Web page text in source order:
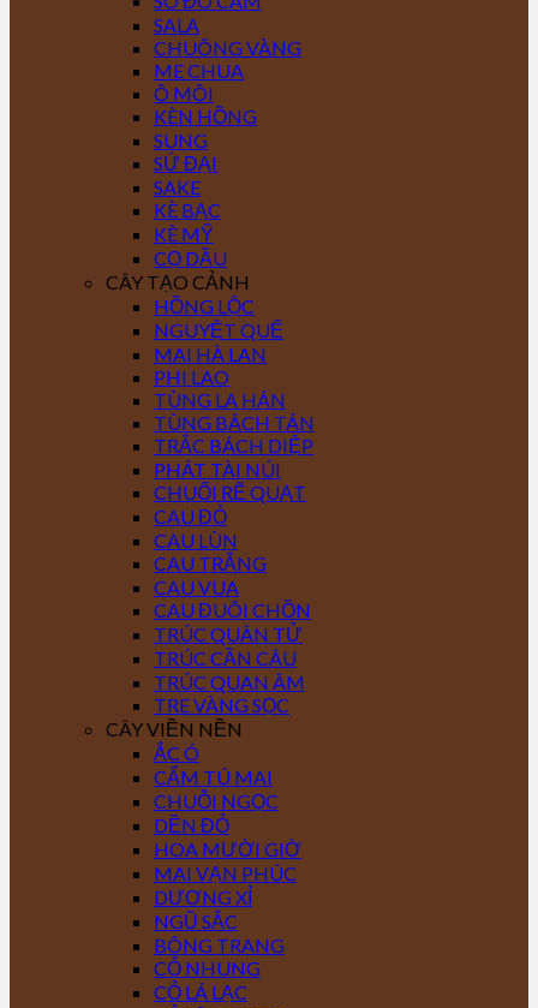
SALA
CHUÔNG VÀNG
ME CHUA
Ô MÔI
KÈN HỒNG
SUNG
SỨ ĐẠI
SAKE
KÈ BẠC
KÈ MỸ
CỌ DẦU
CÂY TẠO CẢNH
HỒNG LỘC
NGUYỆT QUẾ
MAI HÀ LAN
PHI LAO
TÙNG LA HÁN
TÙNG BÁCH TÁN
TRẮC BÁCH DIỆP
PHÁT TÀI NÚI
CHUỐI RẼ QUẠT
CAU ĐỎ
CAU LÙN
CAU TRẮNG
CAU VUA
CAU ĐUÔI CHỒN
TRÚC QUÂN TỬ
TRÚC CẦN CÂU
TRÚC QUAN ÂM
TRE VÀNG SỌC
CÂY VIỀN NỀN
ẮC Ó
CẨM TÚ MAI
CHUỖI NGỌC
DỀN ĐỎ
HOA MƯỜI GIỜ
MAI VẠN PHÚC
DƯƠNG XỈ
NGŨ SẮC
BÔNG TRANG
CỎ NHUNG
CỎ LÁ LẠC